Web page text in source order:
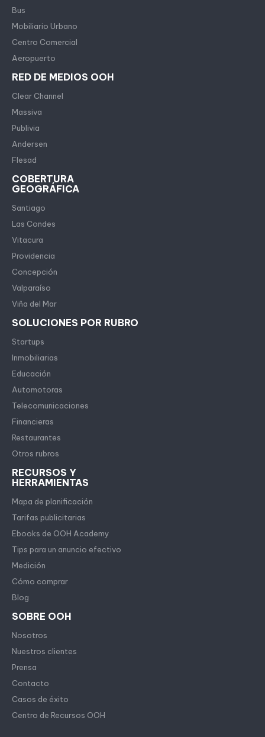
Bus
Mobiliario Urbano
Centro Comercial
Aeropuerto
RED DE MEDIOS OOH
Clear Channel
Massiva
Publivia
Andersen
Flesad
COBERTURA
GEOGRÁFICA
Santiago
Las Condes
Vitacura
Providencia
Concepción
Valparaíso
Viña del Mar
SOLUCIONES POR RUBRO
Startups
Inmobiliarias
Educación
Automotoras
Telecomunicaciones
Financieras
Restaurantes
Otros rubros
RECURSOS Y
HERRAMIENTAS
Mapa de planificación
Tarifas publicitarias
Ebooks de OOH Academy
Tips para un anuncio efectivo
Medición
Cómo comprar
Blog
SOBRE OOH
Nosotros
Nuestros clientes
Prensa
Contacto
Casos de éxito
Centro de Recursos OOH